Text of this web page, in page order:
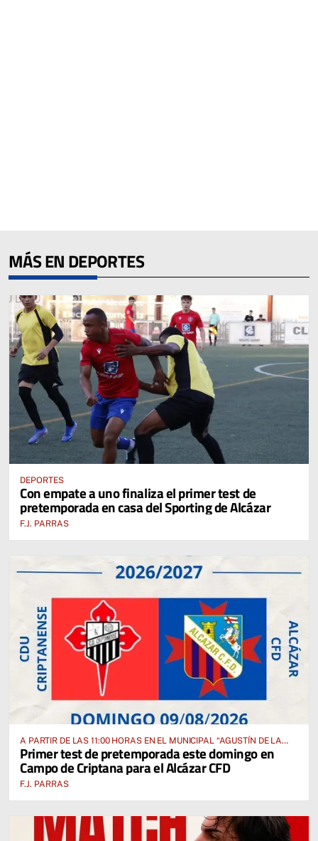
MÁS EN DEPORTES
DEPORTES
Con empate a uno finaliza el primer test de
pretemporada en casa del Sporting de Alcázar
F.J. PARRAS
A PARTIR DE LAS 11:00 HORAS EN EL MUNICIPAL “AGUSTÍN DE LA
FUENTE” ANTE EL CUD CRIPTANENSE
Primer test de pretemporada este domingo en
Campo de Criptana para el Alcázar CFD
F.J. PARRAS